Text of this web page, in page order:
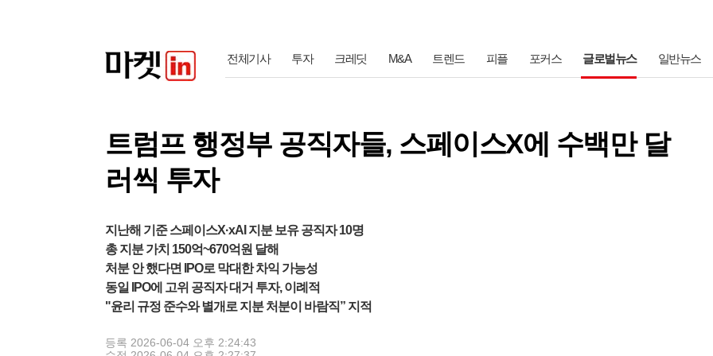
전체기사 투자 크레딧 M&A 트렌드 피플 포커스 글로벌뉴스 일반뉴스
트럼프 행정부 공직자들, 스페이스X에 수백만 달
러씩 투자
지난해 기준 스페이스X·xAI 지분 보유 공직자 10명
총 지분 가치 150억~670억원 달해
처분 안 했다면 IPO로 막대한 차익 가능성
동일 IPO에 고위 공직자 대거 투자, 이례적
"윤리 규정 준수와 별개로 지분 처분이 바람직” 지적
등록 2026-06-04 오후 2:24:43